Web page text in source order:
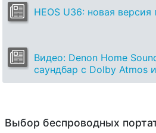
HEOS U36: новая
Видео: Denon Home
саундбар с Dolby Atmos
Выбор беспроводных